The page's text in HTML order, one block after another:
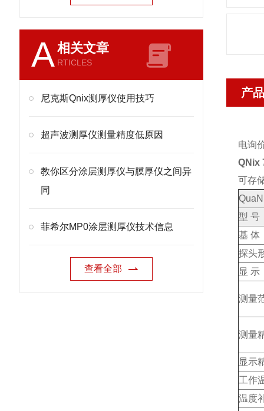
A相关文章
RTICLES
尼克斯Qnix测厚仪使用技巧
超声波测厚仪测量精度低原因
教你区分涂层测厚仪与膜厚仪之间异
同
菲希尔MP0涂层测厚仪技术信息
查看全部
产
电询
QNix
可存
型 号
基 体
探头
显 示
测量
测量
显示
工作
温度